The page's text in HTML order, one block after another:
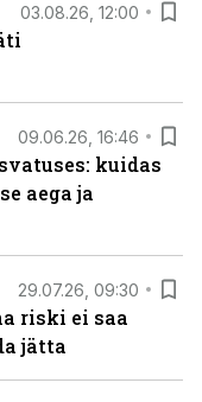
03.08.26, 12:00
09.06.26, 16:46
kuidas
aega ja
29.07.26, 09:30
riski ei saa
jätta